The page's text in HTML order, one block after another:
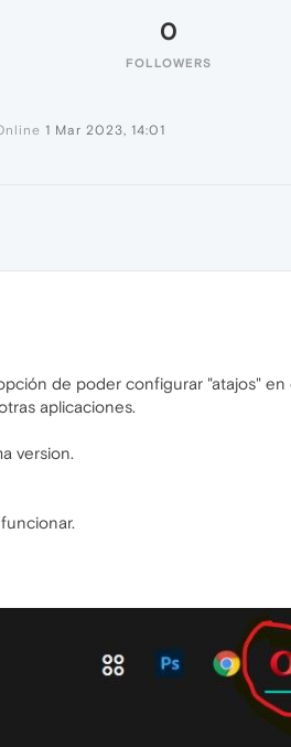
0
FOLLOWERS
1 Mar 2023, 14:01
de poder configurar "atajos"
aplicaciones.
version.